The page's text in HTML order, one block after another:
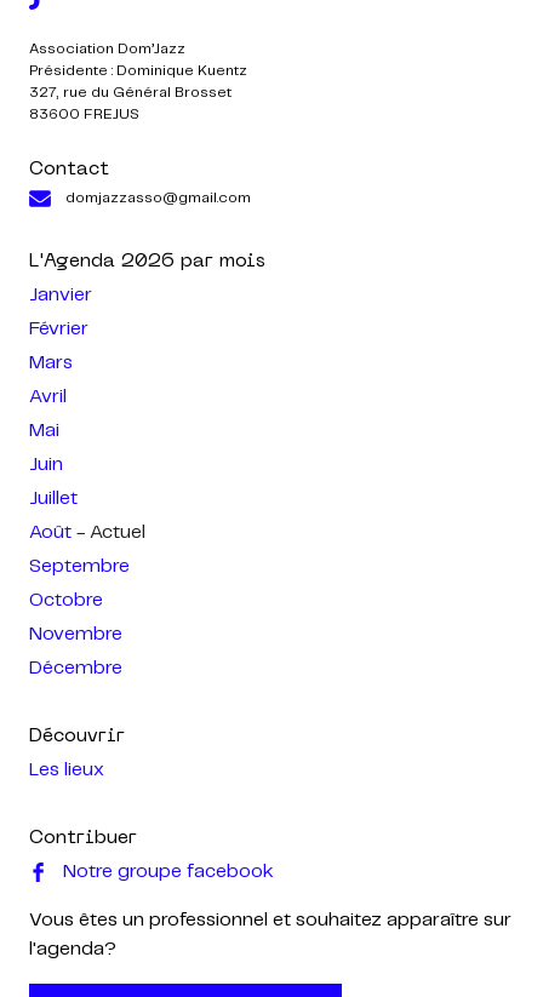
Association Dom’Jazz
Présidente : Dominique Kuentz
327, rue du Général Brosset
83600 FREJUS
Contact
domjazzasso@gmail.com
L'Agenda 2026 par mois
Janvier
Février
Mars
Avril
Mai
Juin
Juillet
Août - Actuel
Septembre
Octobre
Novembre
Décembre
Découvrir
Les lieux
Contribuer
Notre groupe facebook
Vous êtes un professionnel et souhaitez apparaître sur
l'agenda?